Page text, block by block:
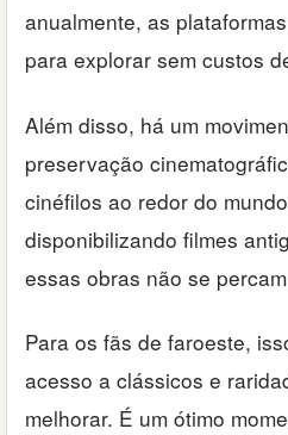
anualmente, as
para explorar sem custos
Além disso, há um
preservação
cinéfilos ao redor do
disponibilizando filmes
essas obras não se
Para os fãs de faroeste,
acesso a clássicos e
melhorar. É um ótimo